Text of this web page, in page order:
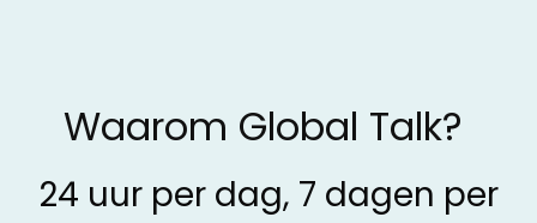
Waarom Global Talk?
24 uur per dag, 7 dagen per